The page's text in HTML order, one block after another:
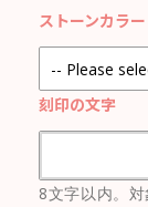
ストーンカラー
刻印の文字
8文字以内。